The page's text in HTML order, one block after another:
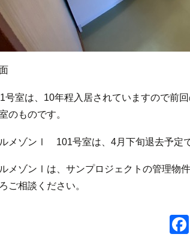
号室は、10年程入居されていますので
のものです。
メゾンⅠ 101号室は、4月下旬退去予定
メゾンⅠは、サンプロジェクトの管理物
ご相談ください。